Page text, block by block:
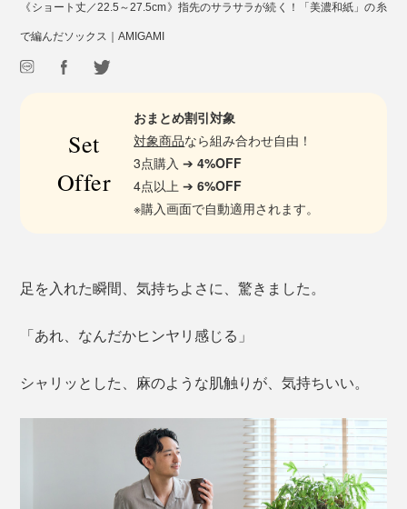
《ショート丈／22.5～27.5cm》指先のサラサラが続く！「美濃和紙」の糸
で編んだソックス｜AMIGAMI
Set
Offer
おまとめ割引対象
対象商品なら組み合わせ自由！
3点購入 ➔4%OFF
4点以上 ➔6%OFF
※購入画面で自動適用されます。
足を入れた瞬間、気持ちよさに、驚きました。
「あれ、なんだかヒンヤリ感じる」
シャリッとした、麻のような肌触りが、気持ちいい。